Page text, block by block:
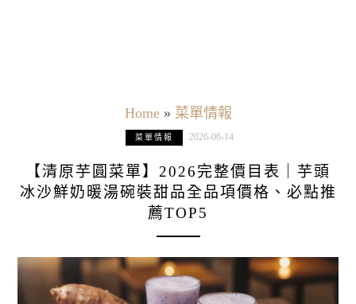
Home» 菜單情報
菜單情報 2026-06-14
【清原芋圓菜單】2026完整價目表｜芋頭
冰沙鮮奶暖湯碗裝甜品全品項價格、必點推
薦TOP5